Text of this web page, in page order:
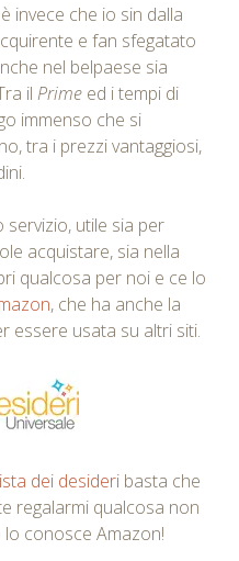
invece che io sin dalla
e fan sfegatato
nel belpaese sia
il Prime ed i tempi di
immenso che si
tra i prezzi vantaggiosi,
utile sia per
acquistare, sia nella
qualcosa per noi e ce lo
, che ha anche la
essere usata su altri siti.
dei desideri basta che
regalarmi qualcosa non
conosce Amazon!